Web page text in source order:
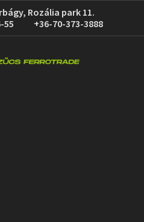
Rozália park 11.
55
+36-70-373-3888